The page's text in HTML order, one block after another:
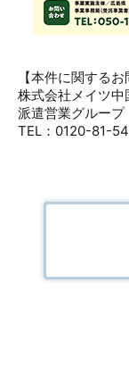
【本件に関するお
株式会社メイツ中
派遣営業グルー
TEL：0120-81-